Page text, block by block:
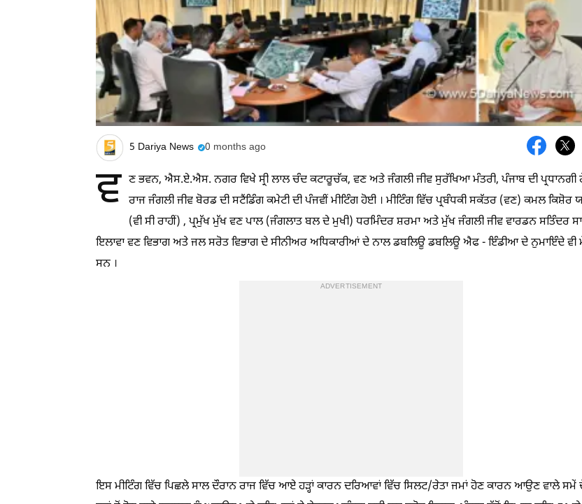
5 Dariya News 0 months ago
ਵ ਣ ਭਵਨ, ਐਸ.ਏ.ਐਸ. ਨਗਰ ਵਿਖੇ ਸ੍ਰੀ ਲਾਲ ਚੰਦ ਕਟਾਰੂਚੱਕ, ਵਣ ਅਤੇ ਜੰਗਲੀ ਜੀਵ ਸੁਰੱਖਿਆ ਮੰਤਰੀ, ਪੰਜਾਬ ਦੀ ਪ੍ਰਧਾਨਗੀ
ਰਾਜ ਜੰਗਲੀ ਜੀਵ ਬੋਰਡ ਦੀ ਸਟੈਂਡਿੰਗ ਕਮੇਟੀ ਦੀ ਪੰਜਵੀਂ ਮੀਟਿੰਗ ਹੋਈ । ਮੀਟਿੰਗ ਵਿੱਚ ਪ੍ਰਬੰਧਕੀ ਸਕੱਤਰ (ਵਣ) ਕਮਲ ਕਿਸ਼ੋਰ
(ਵੀ ਸੀ ਰਾਹੀਂ) , ਪ੍ਰਮੁੱਖ ਮੁੱਖ ਵਣ ਪਾਲ (ਜੰਗਲਾਤ ਬਲ ਦੇ ਮੁਖੀ) ਧਰਮਿੰਦਰ ਸ਼ਰਮਾ ਅਤੇ ਮੁੱਖ ਜੰਗਲੀ ਜੀਵ ਵਾਰਡਨ ਸਤਿੰਦਰ
ਇਲਾਵਾ ਵਣ ਵਿਭਾਗ ਅਤੇ ਜਲ ਸਰੋਤ ਵਿਭਾਗ ਦੇ ਸੀਨੀਅਰ ਅਧਿਕਾਰੀਆਂ ਦੇ ਨਾਲ ਡਬਲਿਊ ਡਬਲਿਊ ਐਫ - ਇੰਡੀਆ ਦੇ ਨੁਮਾਇੰਦੇ ਵੀ
ਸਨ ।
ADVERTISEMENT
ਇਸ ਮੀਟਿੰਗ ਵਿੱਚ ਪਿਛਲੇ ਸਾਲ ਦੌਰਾਨ ਰਾਜ ਵਿੱਚ ਆਏ ਹੜ੍ਹਾਂ ਕਾਰਨ ਦਰਿਆਵਾਂ ਵਿੱਚ ਸਿਲਟ/ਰੇਤਾ ਜਮਾਂ ਹੋਣ ਕਾਰਨ ਆਉਣ ਵਾਲੇ ਸਮੇਂ